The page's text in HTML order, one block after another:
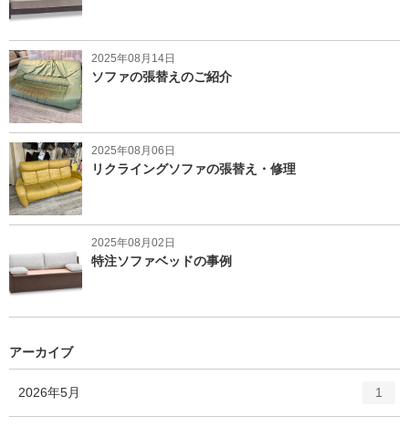
2025年08月14日
ソファの張替えのご紹介
2025年08月06日
リクライングソファの張替え・修理
2025年08月02日
特注ソファベッドの事例
アーカイブ
2026年5月 1